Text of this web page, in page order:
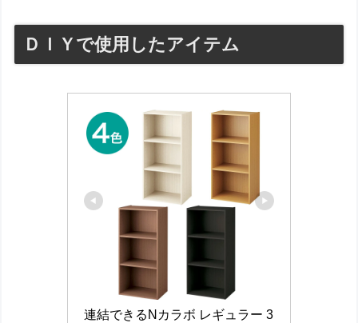
ＤＩＹで使用したアイテム
連結できるNカラボ レギュラー 3